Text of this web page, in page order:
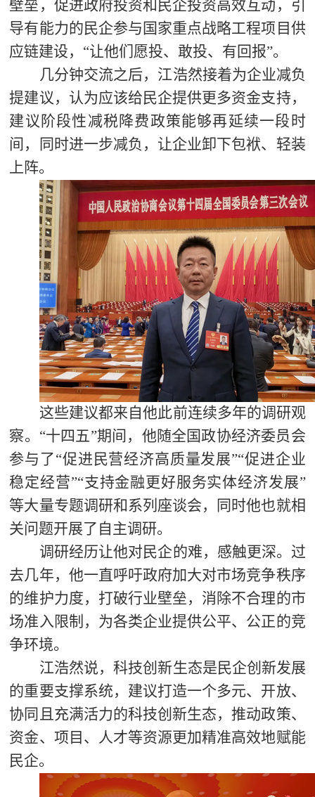
壁垒，促进政府投资和民企投资高效互动，引
导有能力的民企参与国家重点战略工程项目供
应链建设，“让他们愿投、敢投、有回报”。
几分钟交流之后，江浩然接着为企业减负
提建议，认为应该给民企提供更多资金支持，
建议阶段性减税降费政策能够再延续一段时
间，同时进一步减负，让企业卸下包袱、轻装
上阵。
这些建议都来自他此前连续多年的调研观
察。“十四五”期间，他随全国政协经济委员会
参与了“促进民营经济高质量发展”“促进企业
稳定经营”“支持金融更好服务实体经济发展”
等大量专题调研和系列座谈会，同时他也就相
关问题开展了自主调研。
调研经历让他对民企的难，感触更深。过
去几年，他一直呼吁政府加大对市场竞争秩序
的维护力度，打破行业壁垒，消除不合理的市
场准入限制，为各类企业提供公平、公正的竞
争环境。
江浩然说，科技创新生态是民企创新发展
的重要支撑系统，建议打造一个多元、开放、
协同且充满活力的科技创新生态，推动政策、
资金、项目、人才等资源更加精准高效地赋能
民企。